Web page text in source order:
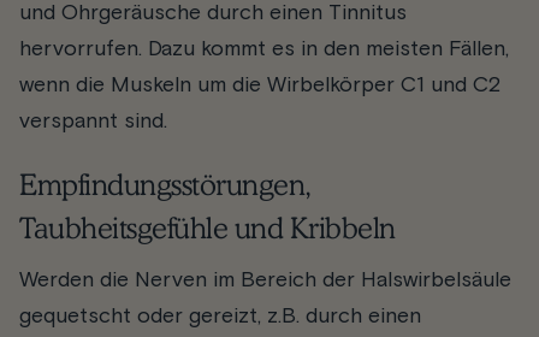
und Ohrgeräusche durch einen Tinnitus
hervorrufen. Dazu kommt es in den meisten Fällen,
wenn die Muskeln um die Wirbelkörper C1 und C2
verspannt sind.
Empfindungsstörungen,
Taubheitsgefühle und Kribbeln
Werden die Nerven im Bereich der Halswirbelsäule
gequetscht oder gereizt, z.B. durch einen